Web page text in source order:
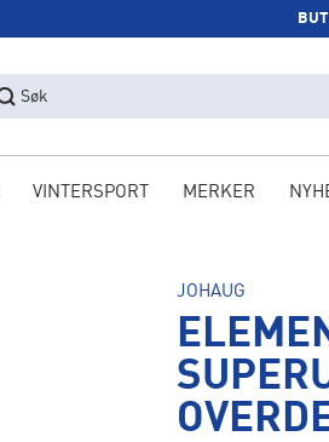
Søk
VINTERSPORT MERKER
JOHAUG